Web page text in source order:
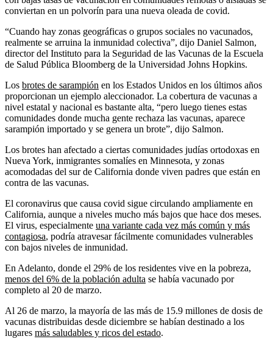
conviertan en un polvorín para una nueva oleada de covid.
“Cuando hay zonas geográficas o grupos sociales no vacunados,
realmente se arruina la inmunidad colectiva”, dijo Daniel Salmon,
director del Instituto para la Seguridad de las Vacunas de la Escuela
de Salud Pública Bloomberg de la Universidad Johns Hopkins.
Los brotes de sarampión en los Estados Unidos en los últimos años
proporcionan un ejemplo aleccionador. La cobertura de vacunas a
nivel estatal y nacional es bastante alta, “pero luego tienes estas
comunidades donde mucha gente rechaza las vacunas, aparece
sarampión importado y se genera un brote”, dijo Salmon.
Los brotes han afectado a ciertas comunidades judías ortodoxas en
Nueva York, inmigrantes somalíes en Minnesota, y zonas
acomodadas del sur de California donde viven padres que están en
contra de las vacunas.
El coronavirus que causa covid sigue circulando ampliamente en
California, aunque a niveles mucho más bajos que hace dos meses.
El virus, especialmente una variante cada vez más común y más
contagiosa, podría atravesar fácilmente comunidades vulnerables
con bajos niveles de inmunidad.
En Adelanto, donde el 29% de los residentes vive en la pobreza,
menos del 6% de la población adulta se había vacunado por
completo al 20 de marzo.
Al 26 de marzo, la mayoría de las más de 15.9 millones de dosis de
vacunas distribuidas desde diciembre se habían destinado a los
lugares más saludables y ricos del estado.